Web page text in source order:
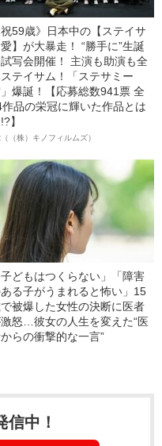
祝59歳》日本中の【ステイサ
】が大暴走！ “勝手に”生誕
写会開催！ 主演も助演も全
テイサム！「ステサミー
爆誕！【応募総数941票 全
作品の栄冠に輝いた作品とは
】
（株）キノフィルムズ）
子どもはつくらない」「障害
る子がうまれると怖い」15
被爆した女性の決断に医者
怒…彼女の人生を変えた“医
らの衝撃的な一言”
信中！